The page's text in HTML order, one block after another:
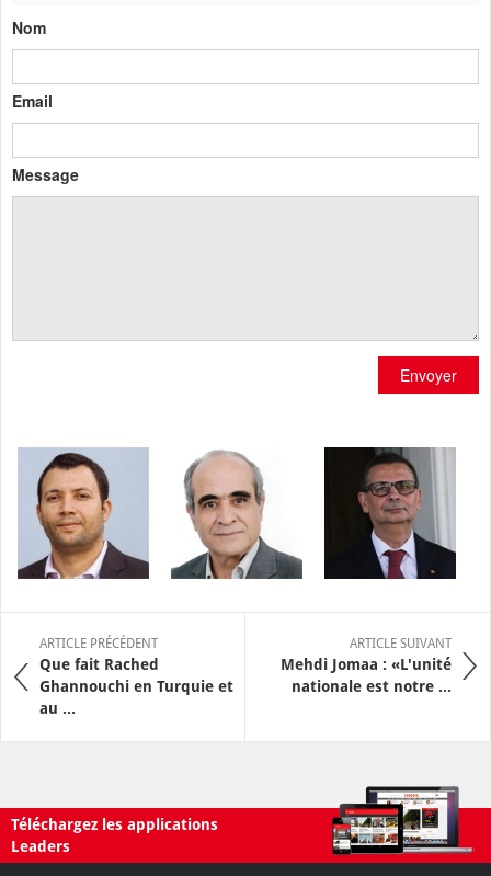
Nom
Email
Message
Envoyer
ARTICLE PRÉCÉDENT
Que fait Rached
Ghannouchi en Turquie et
au ...
ARTICLE SUIVANT
Mehdi Jomaa : «L'unité
nationale est notre ...
Téléchargez les applications
Leaders